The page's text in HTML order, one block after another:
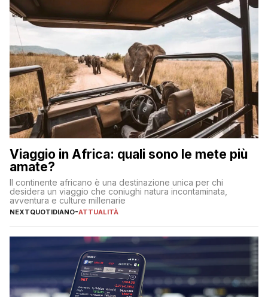
Viaggio in Africa: quali sono le mete più
amate?
Il continente africano è una destinazione unica per chi
desidera un viaggio che coniughi natura incontaminata,
avventura e culture millenarie
NEXTQUOTIDIANO-ATTUALITÀ